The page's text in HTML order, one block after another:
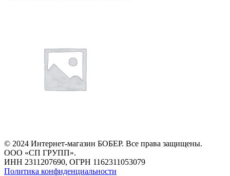
© 2024 Интернет-магазин БОБЕР. Все права защищены.
ООО «СП ГРУПП».
ИНН 2311207690, ОГРН 1162311053079
Политика конфиденциальности